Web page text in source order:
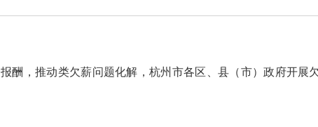
酬，推动类欠薪问题化解，杭州市各区、县（市）政府开展